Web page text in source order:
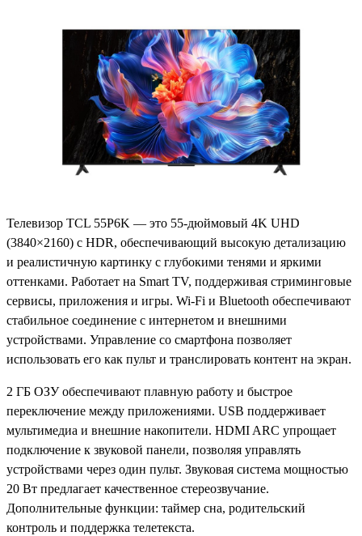
Телевизор TCL 55P6K — это 55-дюймовый 4K UHD
(3840×2160) с HDR, обеспечивающий высокую детализацию
и реалистичную картинку с глубокими тенями и яркими
оттенками. Работает на Smart TV, поддерживая стриминговые
сервисы, приложения и игры. Wi-Fi и Bluetooth обеспечивают
стабильное соединение с интернетом и внешними
устройствами. Управление со смартфона позволяет
использовать его как пульт и транслировать контент на экран.
2 ГБ ОЗУ обеспечивают плавную работу и быстрое
переключение между приложениями. USB поддерживает
мультимедиа и внешние накопители. HDMI ARC упрощает
подключение к звуковой панели, позволяя управлять
устройствами через один пульт. Звуковая система мощностью
20 Вт предлагает качественное стереозвучание.
Дополнительные функции: таймер сна, родительский
контроль и поддержка телетекста.